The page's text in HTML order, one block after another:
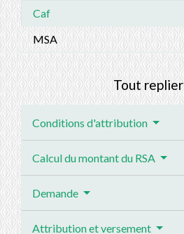
Caf
MSA
Tout replier
Conditions d'attribution
Calcul du montant du RSA
Demande
Attribution et versement